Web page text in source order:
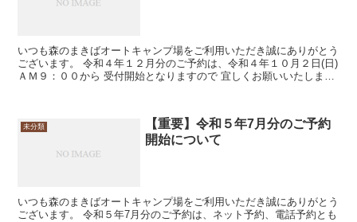
いつも森のまきばオートキャンプ場をご利用いただき誠にありがとう
ございます。 令和４年１２月分のご予約は、令和４年１０月２日(日)
ＡＭ９：００から 受付開始となりますので 宜しくお願いいたしま
未分類
【重要】令和５年7月分のご予約
開始について
いつも森のまきばオートキャンプ場をご利用いただき誠にありがとう
ございます。 令和５年7月分のご予約は、ネット予約、電話予約とも